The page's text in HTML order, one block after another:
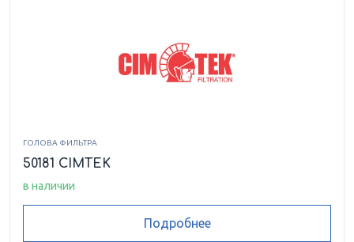
ГОЛОВА ФИЛЬТРА
50181 CIMTEK
в наличии
Подробнее